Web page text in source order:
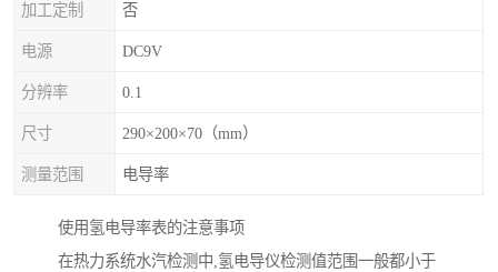
加工定制 否
电源 DC9V
分辨率 0.1
尺寸 290×200×70（mm）
测量范围 电导率
使用氢电导率表的注意事项
在热力系统水汽检测中,氢电导仪检测值范围一般都小于